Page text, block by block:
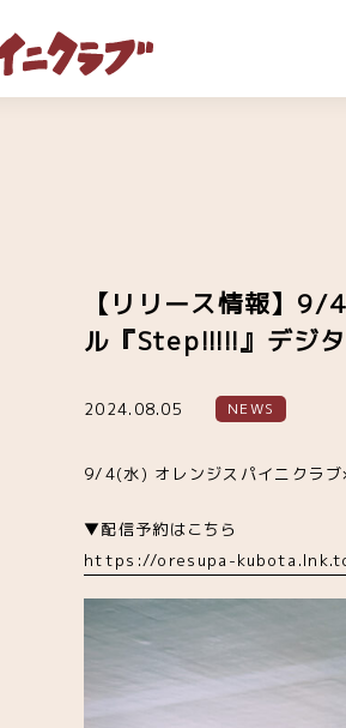
【リリース情報】
ル『Step!!!!!』デジ
2024.08.05 NEWS
9/4(水) オレンジスパイニクラ
▼配信予約はこちら
https://oresupa-